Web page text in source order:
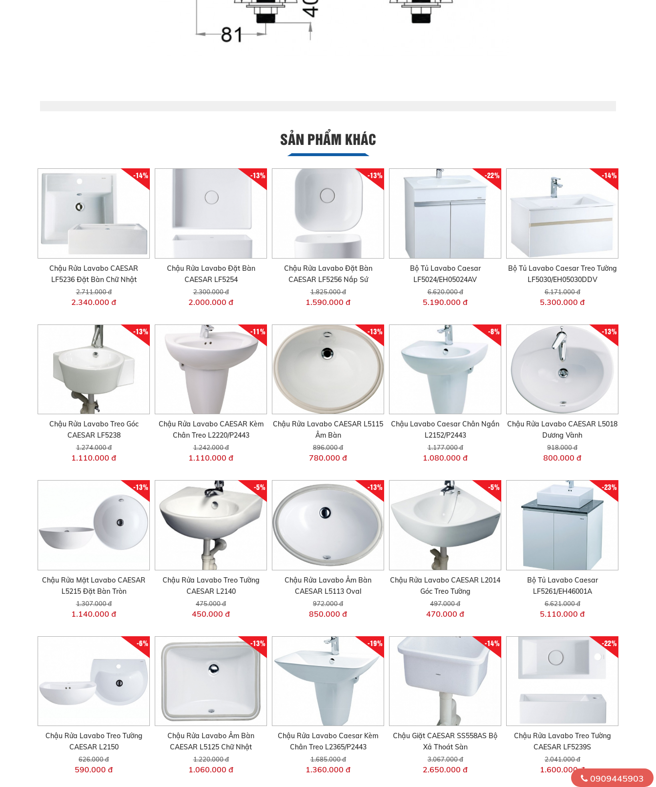
SẢN PHẨM KHÁC
-14%
Chậu Rửa Lavabo CAESAR
LF5236 Đặt Bàn Chữ Nhật
2.711.000 đ
2.340.000 đ
-13%
Chậu Rửa Lavabo Đặt Bàn
CAESAR LF5254
2.300.000 đ
2.000.000 đ
-13%
Chậu Rửa Lavabo Đặt Bàn
CAESAR LF5256 Nắp Sứ
1.825.000 đ
1.590.000 đ
-22%
Bộ Tủ Lavabo Caesar
LF5024/EH05024AV
6.620.000 đ
5.190.000 đ
-14%
Bộ Tủ Lavabo Caesar Treo Tường
LF5030/EH05030DDV
6.171.000 đ
5.300.000 đ
-13%
Chậu Rửa Lavabo Treo Góc
CAESAR LF5238
1.274.000 đ
1.110.000 đ
-11%
Chậu Rửa Lavabo CAESAR Kèm
Chân Treo L2220/P2443
1.242.000 đ
1.110.000 đ
-13%
Chậu Rửa Lavabo CAESAR L5115
Âm Bàn
896.000 đ
780.000 đ
-8%
Chậu Lavabo Caesar Chân Ngắn
L2152/P2443
1.177.000 đ
1.080.000 đ
-13%
Chậu Rửa Lavabo CAESAR L5018
Dương Vành
918.000 đ
800.000 đ
-13%
Chậu Rửa Mặt Lavabo CAESAR
L5215 Đặt Bàn Tròn
1.307.000 đ
1.140.000 đ
-5%
Chậu Rửa Lavabo Treo Tường
CAESAR L2140
475.000 đ
450.000 đ
-13%
Chậu Rửa Lavabo Âm Bàn
CAESAR L5113 Oval
972.000 đ
850.000 đ
-5%
Chậu Rửa Lavabo CAESAR L2014
Góc Treo Tường
497.000 đ
470.000 đ
-23%
Bộ Tủ Lavabo Caesar
LF5261/EH46001A
6.621.000 đ
5.110.000 đ
-6%
Chậu Rửa Lavabo Treo Tường
CAESAR L2150
626.000 đ
590.000 đ
-13%
Chậu Rửa Lavabo Âm Bàn
CAESAR L5125 Chữ Nhật
1.220.000 đ
1.060.000 đ
-19%
Chậu Rửa Lavabo Caesar Kèm
Chân Treo L2365/P2443
1.685.000 đ
1.360.000 đ
-14%
Chậu Giặt CAESAR SS558AS Bộ
Xả Thoát Sàn
3.067.000 đ
2.650.000 đ
-22%
Chậu Rửa Lavabo Treo Tường
CAESAR LF5239S
2.041.000 đ
1.600.000 đ
0909445903